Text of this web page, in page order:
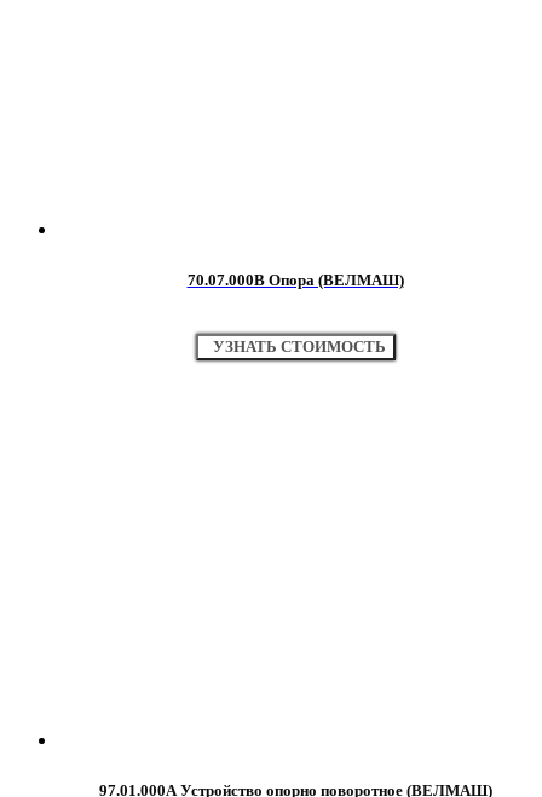
70.07.000В Опора (ВЕЛМАШ)
УЗНАТЬ СТОИМОСТЬ
97.01.000А Устройство опорно поворотное (ВЕЛМАШ)